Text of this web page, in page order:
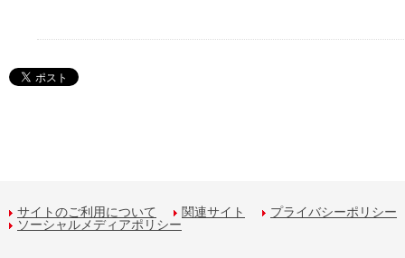
サイトのご利用について 関連サイト
プライバシーポリシー
ソーシャルメディアポリシー